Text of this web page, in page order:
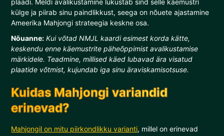
külge ja piirab sinu paindlikkust, seega on nõuete ajastamine
Ameerika Mahjongi strateegia keskne osa.
Nõuanne: Kui võtad NMJL kaardi esimest korda kätte,
keskendu enne käemustrite päheõppimist avalikustamise
märkidele. Teadmine, millised käed lubavad ära visatud
plaatide võtmist, kujundab iga sinu äraviskamisotsuse.
Kuidas Mahjongi variandid
erinevad?
Mahjongil on mitu piirkondlikku varianti, millel on erinevad